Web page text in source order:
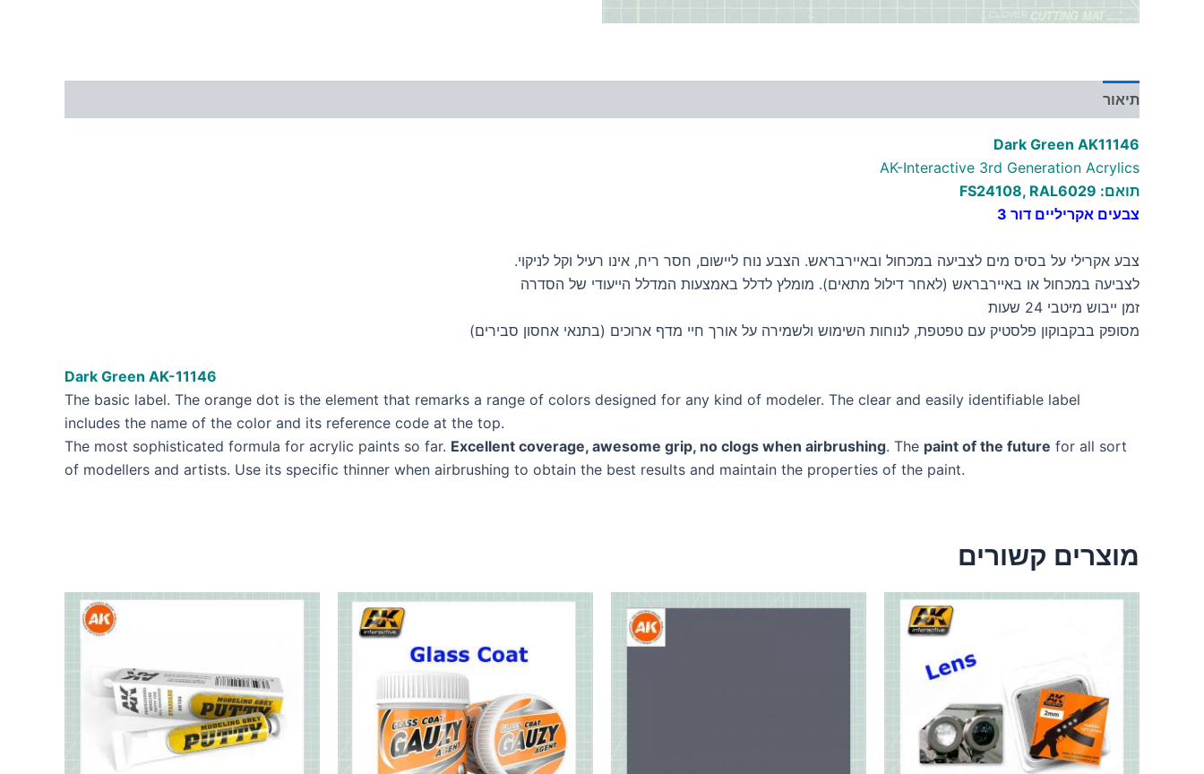
תיאור
Dark Green AK11146
AK-Interactive 3rd Generation Acrylics
תואם: FS24108, RAL6029
צבעים אקריליים דור 3
צבע אקרילי על בסיס מים לצביעה במכחול ובאיירבראש. הצבע נוח ליישום, חסר ריח, אינו רעיל וקל לניקוי.
לצביעה במכחול או באיירבראש (לאחר דילול מתאים). מומלץ לדלל באמצעות המדלל הייעודי של הסדרה
זמן ייבוש מיטבי 24 שעות
מסופק בבקבוקון פלסטיק עם טפטפת, לנוחות השימוש ולשמירה על אורך חיי מדף ארוכים (בתנאי אחסון סבירים)
Dark Green AK-11146
The basic label. The orange dot is the element that remarks a range of colors designed for any kind of modeler. The clear and easily identifiable label
includes the name of the color and its reference code at the top.
The most sophisticated formula for acrylic paints so far. Excellent coverage, awesome grip, no clogs when airbrushing. The paint of the future for all sort
of modellers and artists. Use its specific thinner when airbrushing to obtain the best results and maintain the properties of the paint.
מוצרים קשורים